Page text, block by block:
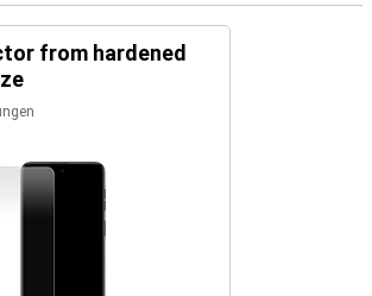
from hardened